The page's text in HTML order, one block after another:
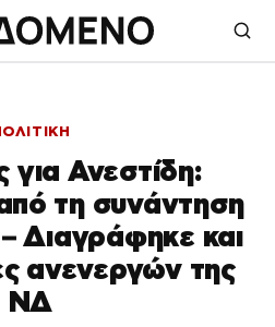
για Ανεστίδη:
τη συνάντηση
Διαγράφηκε και
ανενεργών της
ΝΔ